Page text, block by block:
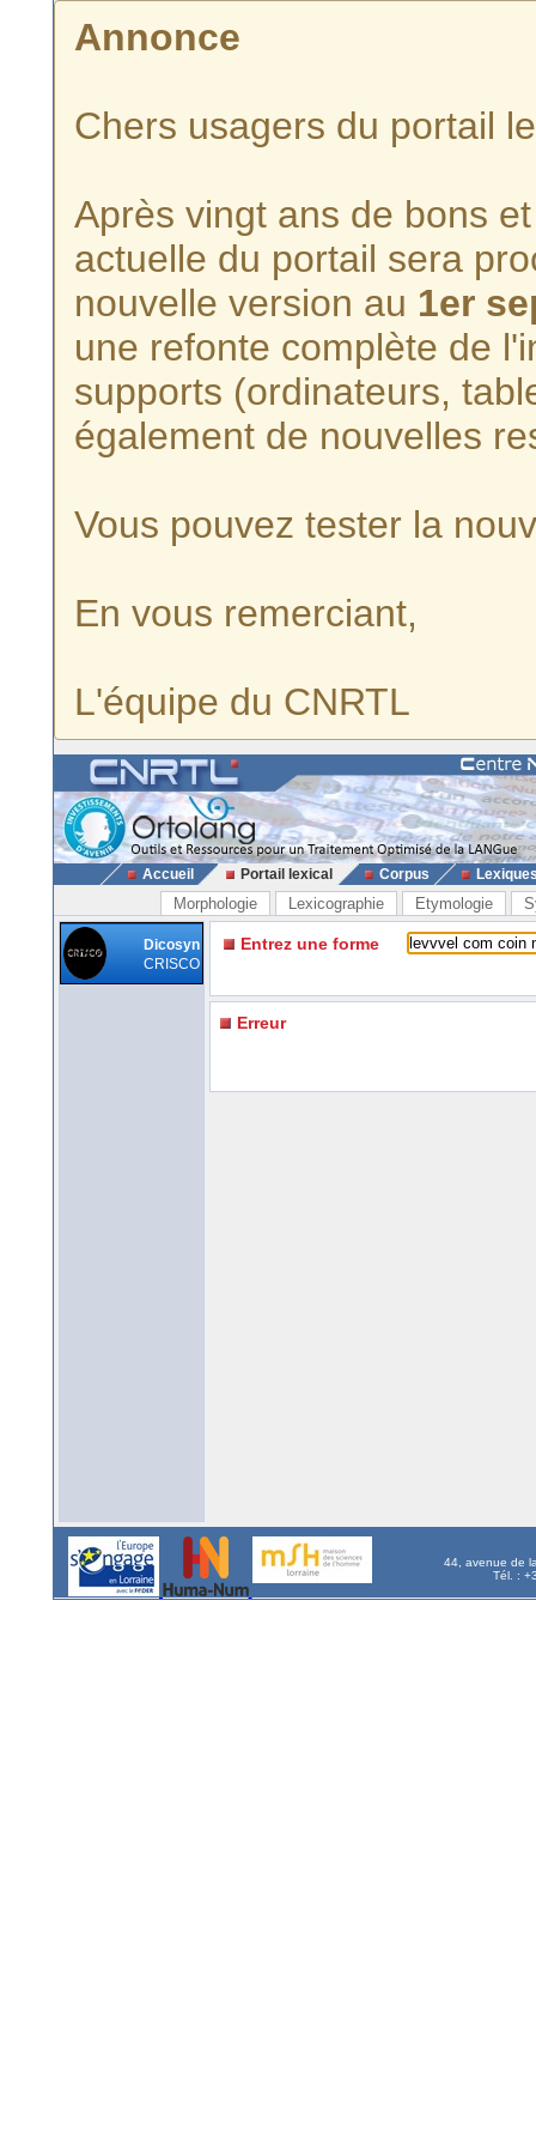
Annonce
Chers usagers du portail
Après vingt ans de bons
actuelle du portail sera
nouvelle version au 1er
une refonte complète de
supports (ordinateurs,
également de nouvelles
Vous pouvez tester la
En vous remerciant,
L'équipe du CNRTL
Accueil Portail lexical Corpus
Morphologie Lexicographie Etymologie
Dicosyn
CRISCO
Entrez une forme
Erreur
44, avenue de
Tél. :